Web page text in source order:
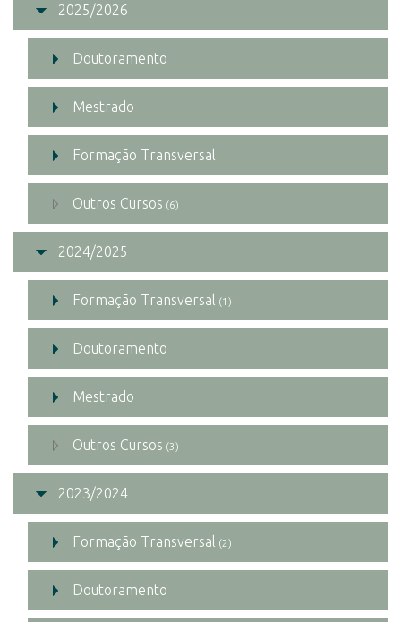
2025/2026
Doutoramento
Mestrado
Formação Transversal
Outros Cursos (6)
2024/2025
Formação Transversal (1)
Doutoramento
Mestrado
Outros Cursos (3)
2023/2024
Formação Transversal (2)
Doutoramento